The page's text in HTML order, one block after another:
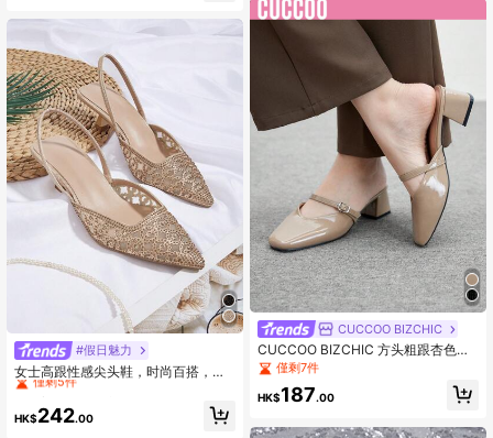
#假日魅力
女士高跟性感尖头鞋，时尚百搭，优
雅猫跟，适合派对、夏季穿搭
High Repeat Customers
僅剩5件
High Repeat Customers
僅剩5件
High Repeat Customers
僅剩5件
High Repeat Customers
HK$242.00
CUCCOO BIZCHIC
CUCCOO BIZCHIC 方头粗跟杏色优
雅通勤穆勒鞋，女式高跟露背浅口鞋
僅剩7件
HK$187.00